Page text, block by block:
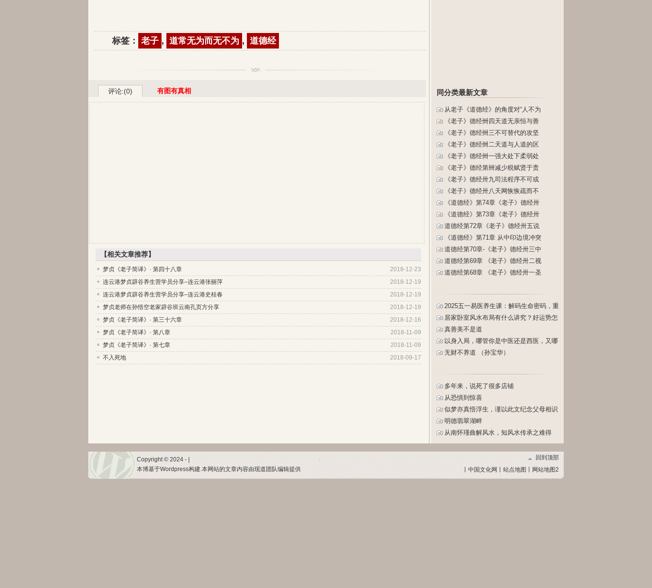
标签： 老子 , 道常无为而无不为 , 道德经
评论:(0) 有图有真相
【相关文章推荐】
2018-12-23
梦贞《老子简译》· 第四十八章
2018-12-19
连云港梦贞辟谷养生营学员分享–连云港张丽萍
2018-12-19
连云港梦贞辟谷养生营学员分享–连云港史桂春
2018-12-19
梦贞老师在孙悟空老家辟谷班云南孔页方分享
2018-12-16
梦贞《老子简译》· 第三十六章
2018-11-09
梦贞《老子简译》· 第八章
2018-11-09
梦贞《老子简译》· 第七章
2018-09-17
不入死地
同分类最新文章
从老子《道德经》的角度对“人不为
《老子》德经卌四天道无亲恒与善
《老子》德经卌三不可替代的攻坚
《老子》德经卌二天道与人道的区
《老子》德经卌一强大处下柔弱处
《老子》德经第卌减少税赋贤于贵
《老子》德经卅九司法程序不可或
《老子》德经卅八天网恢恢疏而不
《道德经》第74章《老子》德经卅
《道德经》第73章《老子》德经卅
道德经第72章《老子》德经卅五说
《道德经》第71章 从中印边境冲突
道德经第70章-《老子》德经卅三中
道德经第69章 《老子》德经卅二视
道德经第68章 《老子》德经卅一圣
2025五一易医养生课：解码生命密码，重
塑健康人生
居家卧室风水布局有什么讲究？好运势怎
么布置？床怎么摆放？
真善美不是道
以身入局，哪管你是中医还是西医，又哪
管你是主动还是被动（孙宝华）
无财不养道 （孙宝华）
多年来，说死了很多店铺
从恐惧到惊喜
似梦亦真悟浮生，谨以此文纪念父母相识
56周年及梦贞开悟28周年
明德翡翠湖畔
从南怀瑾曲解风水，知风水传承之难得
回到顶部
Copyright © 2024 - |
本博基于Wordpress构建.本网站的文章内容由现道团队编辑提供
丨中国文化网 丨站点地图丨网站地图2